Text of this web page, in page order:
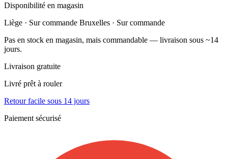
Disponibilité en magasin
Liège · Sur commande Bruxelles · Sur commande
Pas en stock en magasin, mais commandable — livraison sous ~14
jours.
Livraison gratuite
Livré prêt à rouler
Retour facile sous 14 jours
Paiement sécurisé